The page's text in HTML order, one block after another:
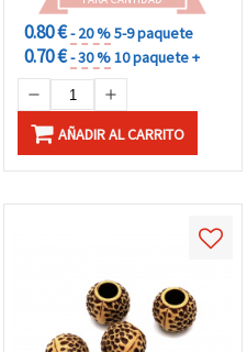
0.80 €- 20 %5-9 paquete
0.70 €- 30 %10 paquete +
AÑADIR AL CARRITO